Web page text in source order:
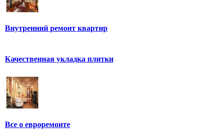
Внутренний ремонт квартир
Качественная укладка плитки
Все о евроремонте